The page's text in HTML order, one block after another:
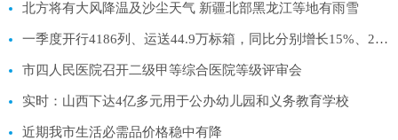
北方将有大风降温及沙尘天气 新疆北部黑龙江等地有雨雪
一季度开行4186列、运送44.9万标箱，同比分别增长15%、28% 中欧班列承运货物日益丰富 世界今日报
市四人民医院召开二级甲等综合医院等级评审会
实时：山西下达4亿多元用于公办幼儿园和义务教育学校
近期我市生活必需品价格稳中有降